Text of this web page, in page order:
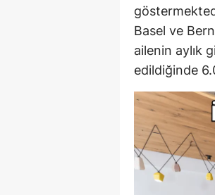
Basel ve
ailenin aylık
edildiğinde